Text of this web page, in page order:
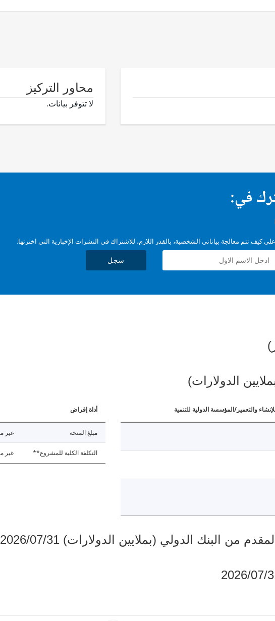
محاور التركيز
لا تتوفر بيانات.
في:
كيف تتم معالجة بياناتي الشخصية، بالقدر اللازم، للاشتراك في النشرات الإخبارية التي اخترتها.
سجل
الدولارات)
والتعمير/المؤسسة الدولية للتنمية أداة إقراض
مبلغ المنحة غير
التكلفة الكلية للمشروع** غير
البنك الدولي (بملايين الدولارات) 2026/07/31